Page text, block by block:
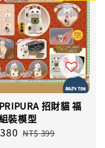
招財貓 福
裝模型
Regular
NT$ 399